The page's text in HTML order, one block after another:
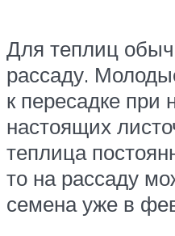
Для теплиц
рассаду.
к пересадке при
настоящих
теплица
то на рассаду
семена уже в